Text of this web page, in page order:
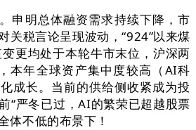
明总体融资需求持续下降，市
关税言论呈现波动，“924”以来煤
更均处于本轮牛市末位，沪深两
本年全球资产集中度较高（AI科
成长。当前的供给侧收紧成为投
“严冬已过，AI的繁荣已超越股票
体不低的布景下！